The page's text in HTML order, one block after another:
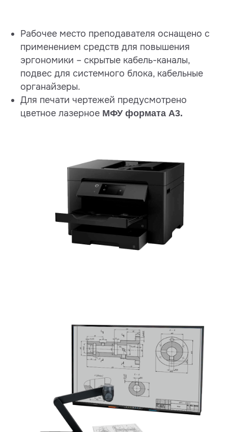
Рабочее место преподавателя оснащено с
применением средств для повышения
эргономики – скрытые кабель-каналы,
подвес для системного блока, кабельные
органайзеры.
Для печати чертежей предусмотрено
цветное лазерное МФУ формата А3.